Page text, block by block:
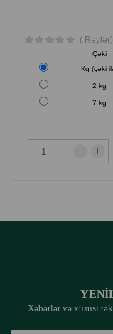
( Rəylər)
Çəki
Кq (çəki
2 kg
7 kg
Xəbərlər və xüsusi